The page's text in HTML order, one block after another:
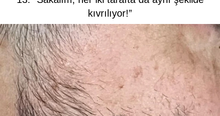
kıvrılıyor!”